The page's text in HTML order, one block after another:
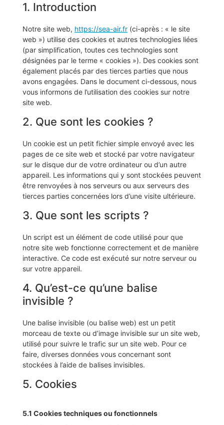
1. Introduction
Notre site web, https://sea-air.fr(ci-après : « le site
web ») utilise des cookies et autres technologies liées
(par simplification, toutes ces technologies sont
désignées par le terme « cookies »). Des cookies sont
également placés par des tierces parties que nous
avons engagées. Dans le document ci-dessous, nous
vous informons de l’utilisation des cookies sur notre
site web.
2. Que sont les cookies ?
Un cookie est un petit fichier simple envoyé avec les
pages de ce site web et stocké par votre navigateur
sur le disque dur de votre ordinateur ou d’un autre
appareil. Les informations qui y sont stockées peuvent
être renvoyées à nos serveurs ou aux serveurs des
tierces parties concernées lors d’une visite ultérieure.
3. Que sont les scripts ?
Un script est un élément de code utilisé pour que
notre site web fonctionne correctement et de manière
interactive. Ce code est exécuté sur notre serveur ou
sur votre appareil.
4. Qu’est-ce qu’une balise
invisible ?
Une balise invisible (ou balise web) est un petit
morceau de texte ou d’image invisible sur un site web,
utilisé pour suivre le trafic sur un site web. Pour ce
faire, diverses données vous concernant sont
stockées à l’aide de balises invisibles.
5. Cookies
5.1 Cookies techniques ou fonctionnels